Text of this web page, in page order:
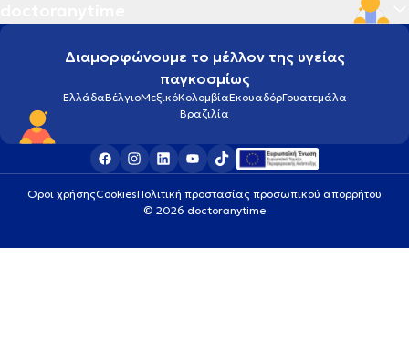
Διαμορφώνουμε το μέλλον της υγείας
παγκοσμίως
ΕλλάδαΒέλγιοΜεξικόΚολομβίαΕκουαδόρΓουατεμάλα
Βραζιλία
Οροι χρήσηςCookiesΠολιτική προστασίας προσωπικού απορρήτου
© 2026 doctoranytime